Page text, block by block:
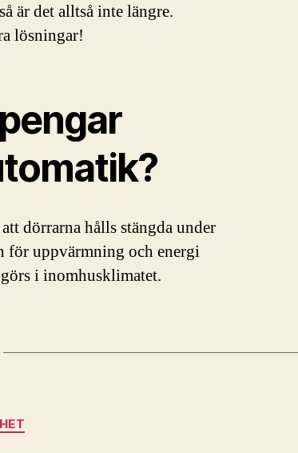
är det alltså inte längre.
lösningar!
dörrarna hålls stängda under
för uppvärmning och energi
i inomhusklimatet.